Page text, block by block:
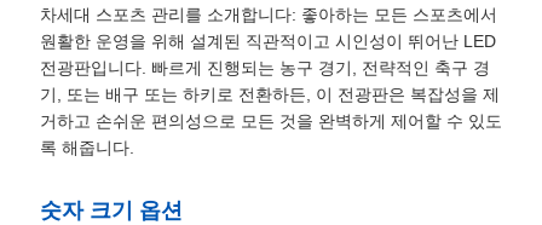
차세대 스포츠 관리를 소개합니다: 좋아하는 모든 스포츠에서
원활한 운영을 위해 설계된 직관적이고 시인성이 뛰어난 LED
전광판입니다. 빠르게 진행되는 농구 경기, 전략적인 축구 경
기, 또는 배구 또는 하키로 전환하든, 이 전광판은 복잡성을 제
거하고 손쉬운 편의성으로 모든 것을 완벽하게 제어할 수 있도
록 해줍니다.
숫자 크기 옵션